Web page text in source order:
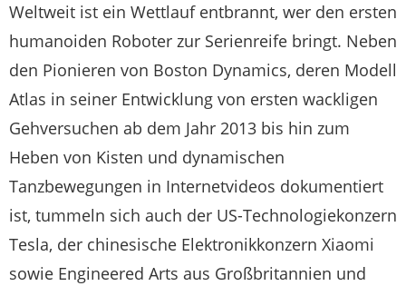
Weltweit ist ein Wettlauf entbrannt, wer den ersten
humanoiden Roboter zur Serienreife bringt. Neben
den Pionieren von Boston Dynamics, deren Modell
Atlas in seiner Entwicklung von ersten wackligen
Gehversuchen ab dem Jahr 2013 bis hin zum
Heben von Kisten und dynamischen
Tanzbewegungen in Internetvideos dokumentiert
ist, tummeln sich auch der US-Technologiekonzern
Tesla, der chinesische Elektronikkonzern Xiaomi
sowie Engineered Arts aus Großbritannien und